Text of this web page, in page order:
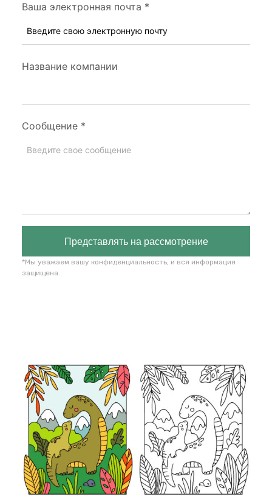
Ваша электронная почта *
Название компании
Сообщение *
Представлять на рассмотрение
*Мы уважаем вашу конфиденциальность, и вся информация
защищена.